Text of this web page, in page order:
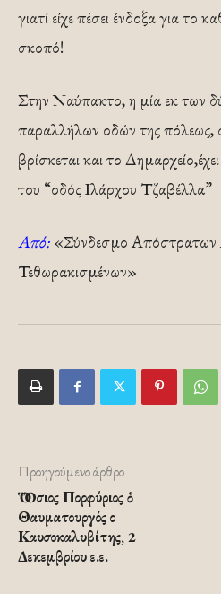
γιατί είχε πέσει ένδοξα για το
σκοπό!
Στην Ναύπακτο, η μία εκ των
παραλλήλων οδών της πόλεως,
βρίσκεται και το
του “οδός Ιλάρχου Τζαβέλλα”
Από: «Σύνδεσμο Απόστρατων
Τεθωρακισμένων»
Προηγούμενο άρθρο
Ὁ Ὅσιος Πορφύριος ὁ
Θαυματουργός ο
Καυσοκαλυβίτης, 2
Δεκεμβρίου ε.ε.